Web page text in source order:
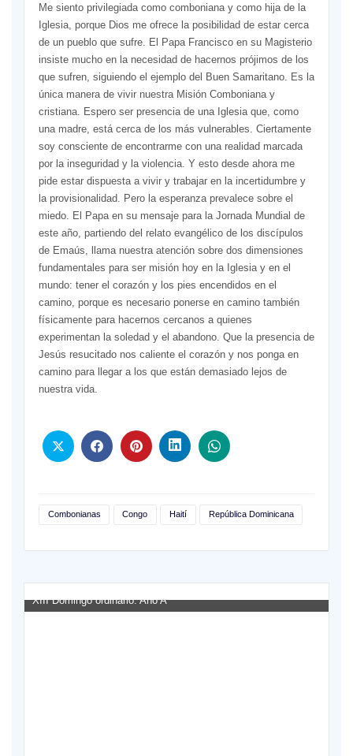
Me siento privilegiada como comboniana y como hija de la
Iglesia, porque Dios me ofrece la posibilidad de estar cerca
de un pueblo que sufre. El Papa Francisco en su Magisterio
insiste mucho en la necesidad de hacernos prójimos de los
que sufren, siguiendo el ejemplo del Buen Samaritano. Es la
única manera de vivir nuestra Misión Comboniana y
cristiana. Espero ser presencia de una Iglesia que, como
una madre, está cerca de los más vulnerables. Ciertamente
soy consciente de encontrarme con una realidad marcada
por la inseguridad y la violencia. Y esto desde ahora me
pide estar dispuesta a vivir y trabajar en la incertidumbre y
la provisionalidad. Pero la esperanza prevalece sobre el
miedo. El Papa en su mensaje para la Jornada Mundial de
este año, partiendo del relato evangélico de los discípulos
de Emaús, llama nuestra atención sobre dos dimensiones
fundamentales para ser misión hoy en la Iglesia y en el
mundo: tener el corazón y los pies encendidos en el
camino, porque es necesario ponerse en camino también
físicamente para hacernos cercanos a quienes
experimentan la soledad y el abandono. Que la presencia de
Jesús resucitado nos caliente el corazón y nos ponga en
camino para llegar a los que están demasiado lejos de
nuestra vida.
Combonianas Congo Haití República Dominicana
XIII Domingo ordinario. Año A